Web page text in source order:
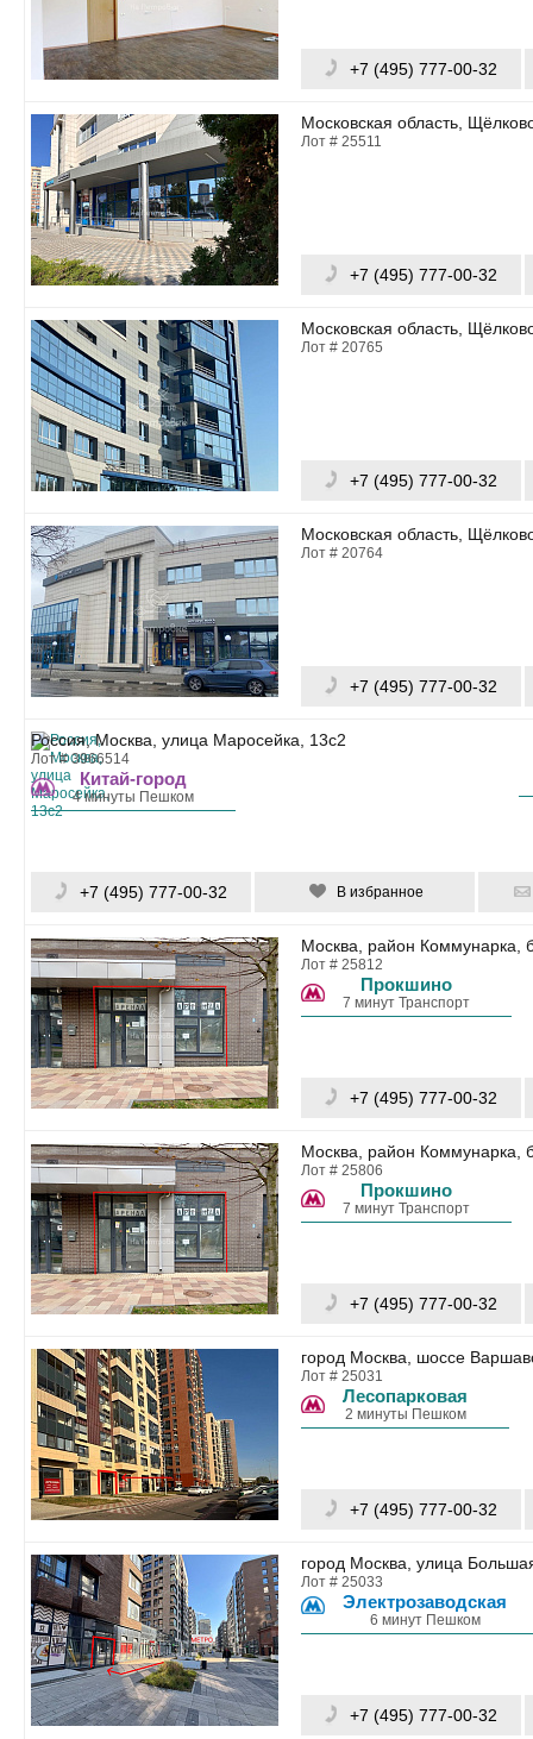
+7 (495) 777-00-32
Московская область,
Лот # 25511
+7 (495) 777-00-32
Московская область,
Лот # 20765
+7 (495) 777-00-32
Московская область,
Лот # 20764
+7 (495) 777-00-32
Россия, Москва, улица Маросейка, 13с2
Лот # 3966514
Китай-город
4 минуты Пешком
+7 (495) 777-00-32 В избранное
Москва, район Коммунарка,
Лот # 25812
Прокшино
7 минут Транспорт
+7 (495) 777-00-32
Москва, район Коммунарка,
Лот # 25806
Прокшино
7 минут Транспорт
+7 (495) 777-00-32
город Москва, шоссе
Лот # 25031
Лесопарковая
2 минуты Пешком
+7 (495) 777-00-32
город Москва, улица
Лот # 25033
Электрозаводская
6 минут Пешком
+7 (495) 777-00-32